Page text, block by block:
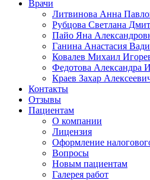
Врачи
Литвинова Анна
Рубцова Светлана
Пайо Яна
Ганина Анастасия
Ковалев Михаил
Федотова Александра
Краев Захар
Контакты
Отзывы
Пациентам
О компании
Лицензия
Оформление
Вопросы
Новым пациентам
Галерея работ